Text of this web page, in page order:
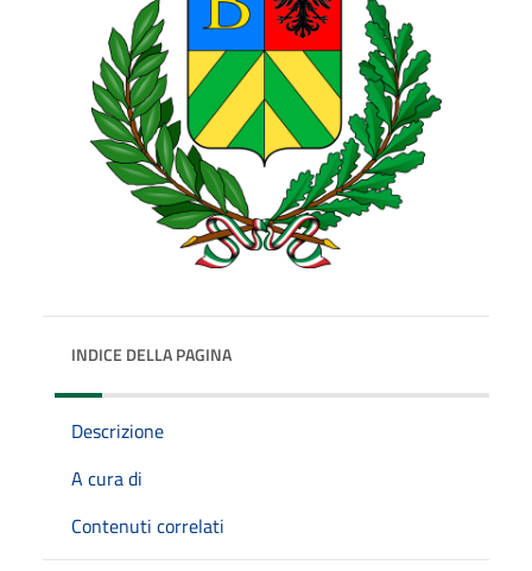
INDICE DELLA PAGINA
Descrizione
A cura di
Contenuti correlati